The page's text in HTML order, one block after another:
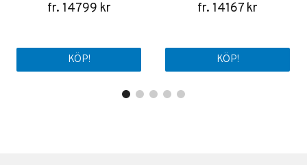
fr. 14799 kr
KÖP!
fr. 14167 kr
KÖP!